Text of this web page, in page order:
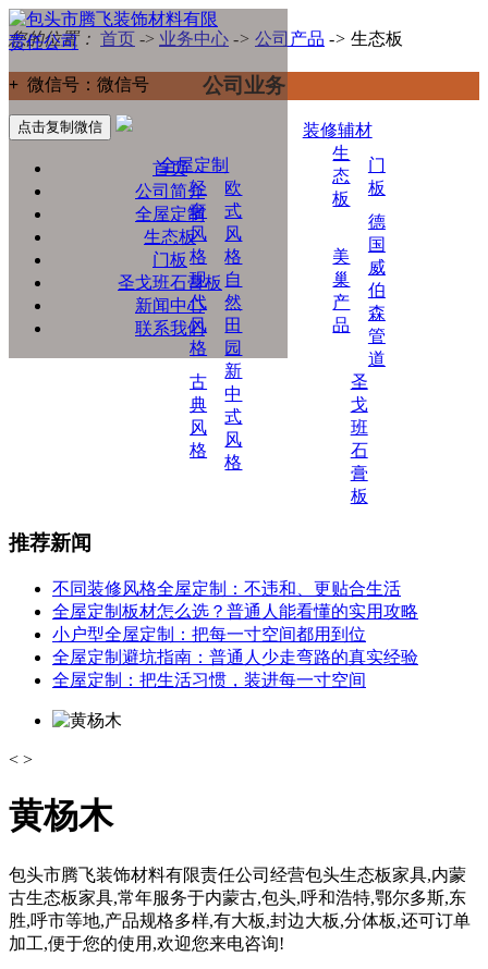
+ 微信号： 微信号
点击复制微信
首页
公司简介
全屋定制
生态板
门板
圣戈班石膏板
新闻中心
联系我们
您的位置： 首页 -> 业务中心 -> 公司产品 -> 生态板
公司业务
全屋定制
轻
奢
风
格
欧
式
风
格
现
代
风
格
自
然
田
园
古
典
风
格
新
中
式
风
格
装修辅材
生
态
板
门
板
美
巢
产
品
德
国
威
伯
森
管
道
圣
戈
班
石
膏
板
推荐新闻
不同装修风格全屋定制：不违和、更贴合生活
全屋定制板材怎么选？普通人能看懂的实用攻略
小户型全屋定制：把每一寸空间都用到位
全屋定制避坑指南：普通人少走弯路的真实经验
全屋定制：把生活习惯，装进每一寸空间
< >
黄杨木
包头市腾飞装饰材料有限责任公司经营包头生态板家具,内蒙
古生态板家具,常年服务于内蒙古,包头,呼和浩特,鄂尔多斯,东
胜,呼市等地,产品规格多样,有大板,封边大板,分体板,还可订单
加工,便于您的使用,欢迎您来电咨询!